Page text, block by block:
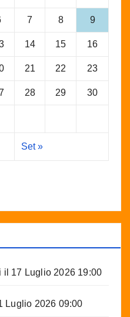
7 8 9
14 15 16
21 22 23
28 29 30
Set »
il 17 Luglio 2026 19:00
Luglio 2026 09:00